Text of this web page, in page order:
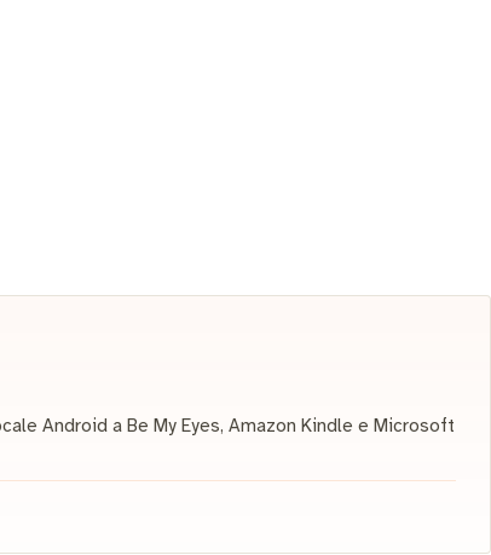
Android a Be My Eyes, Amazon Kindle e Microsoft